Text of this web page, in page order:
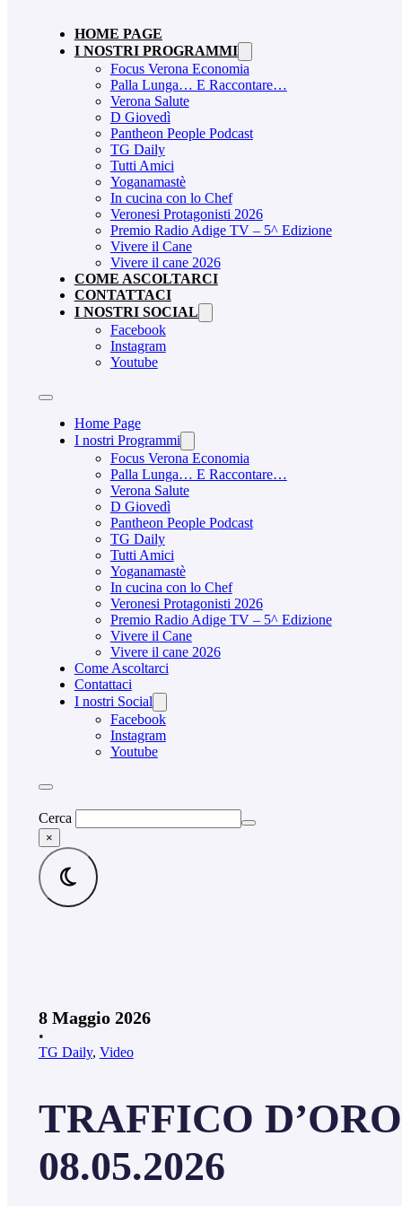
HOME PAGE
I NOSTRI PROGRAMMI
Focus Verona Economia
Palla Lunga… E Raccontare…
Verona Salute
D Giovedì
Pantheon People Podcast
TG Daily
Tutti Amici
Yoganamastè
In cucina con lo Chef
Veronesi Protagonisti 2026
Premio Radio Adige TV – 5^ Edizione
Vivere il Cane
Vivere il cane 2026
COME ASCOLTARCI
CONTATTACI
I NOSTRI SOCIAL
Facebook
Instagram
Youtube
Home Page
I nostri Programmi
Focus Verona Economia
Palla Lunga… E Raccontare…
Verona Salute
D Giovedì
Pantheon People Podcast
TG Daily
Tutti Amici
Yoganamastè
In cucina con lo Chef
Veronesi Protagonisti 2026
Premio Radio Adige TV – 5^ Edizione
Vivere il Cane
Vivere il cane 2026
Come Ascoltarci
Contattaci
I nostri Social
Facebook
Instagram
Youtube
Cerca
×
8 Maggio 2026
•
TG Daily, Video
TRAFFICO
08.05.2026